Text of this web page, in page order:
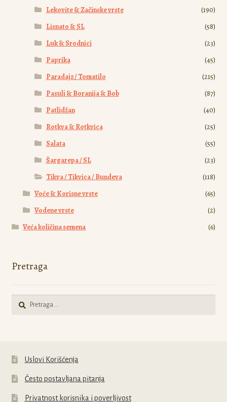
Lekovite & Začinske vrste
(190)
Lisnato & SL
(58)
Luk & Srodnici
(23)
Paprika
(45)
Paradajz / Tomatilo
(215)
Pasulj & Boranija & Bob
(87)
Patlidžan
(40)
Rotkva & Rotkvica
(25)
Salata
(55)
Šargarepa / SL
(23)
Tikva / Tikvica / Bundeva
(118)
Voće & Korisne vrste
(65)
Vodene vrste
(2)
Veća količina semena
(6)
Pretraga
Pretraga
Uslovi Korišćenja
Često postavljana pitanja
Privatnost korisnika i poverljivost